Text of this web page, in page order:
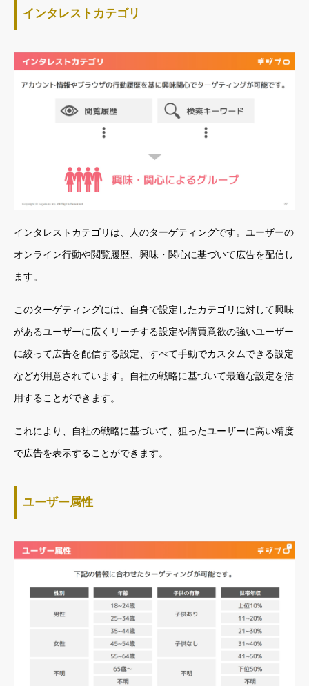
インタレストカテゴリ
インタレストカテゴリは、人のターゲティングです。ユーザーの
オンライン行動や閲覧履歴、興味・関心に基づいて広告を配信し
ます。
このターゲティングには、自身で設定したカテゴリに対して興味
があるユーザーに広くリーチする設定や購買意欲の強いユーザー
に絞って広告を配信する設定、すべて手動でカスタムできる設定
などが用意されています。自社の戦略に基づいて最適な設定を活
用することができます。
これにより、自社の戦略に基づいて、狙ったユーザーに高い精度
で広告を表示することができます。
ユーザー属性